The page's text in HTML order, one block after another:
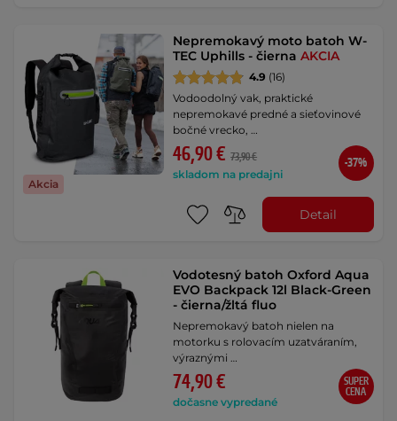
Akcia
Nepremokavý moto batoh W-
TEC Uphills - čiernaAKCIA
4.9 (16)
Vodoodolný vak, praktické
nepremokavé predné a sieťovinové
bočné vrecko, …
46,90 € 73,90 €
skladom na predajni
-37%
Detail
Vodotesný batoh Oxford Aqua
EVO Backpack 12l Black-Green
- čierna/žltá fluo
Nepremokavý batoh nielen na
motorku s rolovacím uzatváraním,
výraznými …
74,90 €
dočasne vypredané
SUPER
CENA